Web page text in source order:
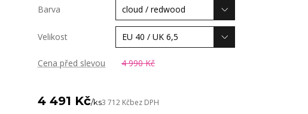
Barva
Velikost
Cena před slevou 4 990 Kč
4 491 Kč/ks3 712 Kčbez DPH